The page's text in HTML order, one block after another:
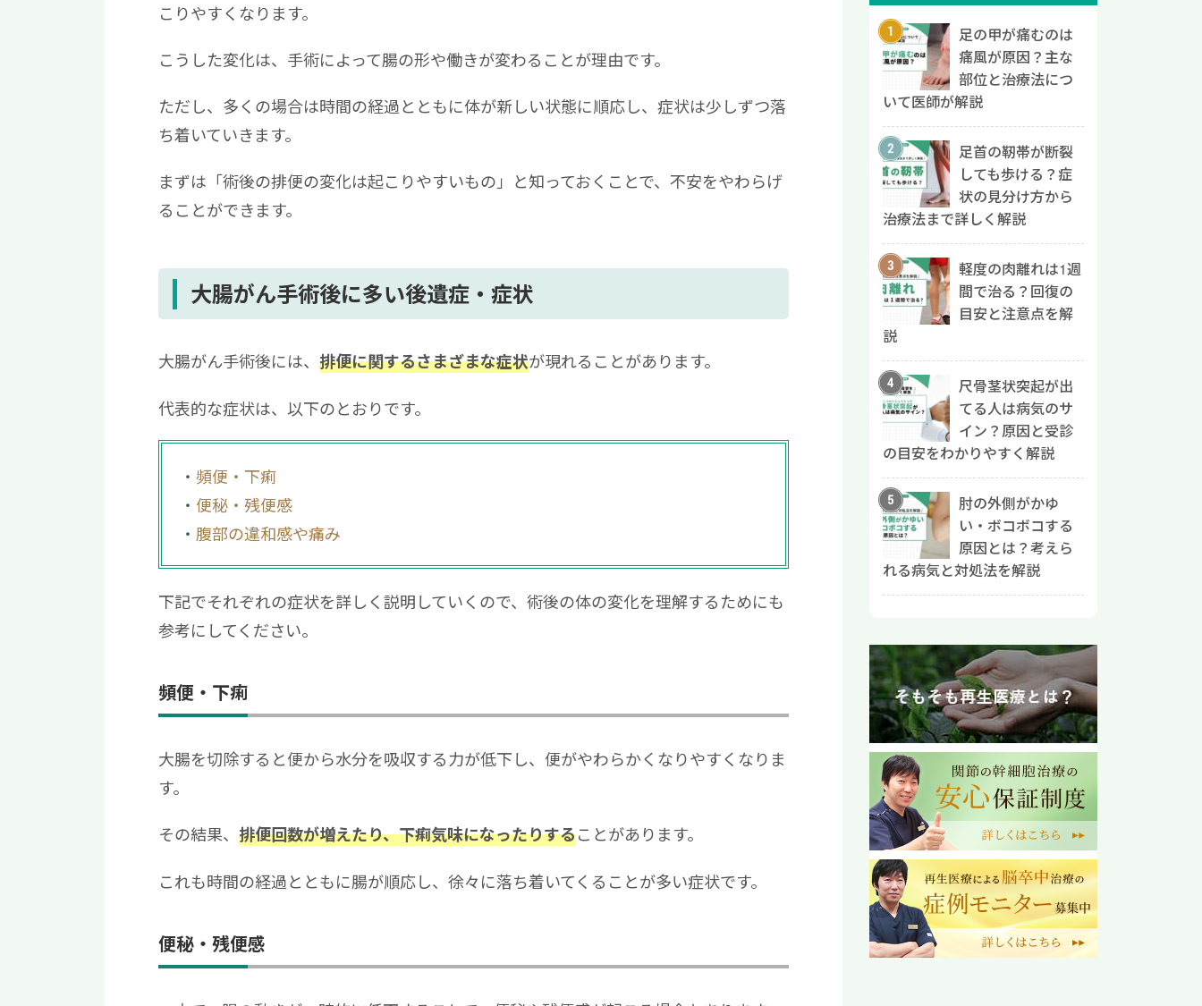
こりやすくなります。
こうした変化は、手術によって腸の形や働きが変わることが理由です。
ただし、多くの場合は時間の経過とともに体が新しい状態に順応し、症状は少しずつ落
ち着いていきます。
まずは「術後の排便の変化は起こりやすいもの」と知っておくことで、不安をやわらげ
ることができます。
大腸がん手術後に多い後遺症・症状
大腸がん手術後には、 排便に関するさまざまな症状が現れることがあります。
代表的な症状は、以下のとおりです。
頻便・下痢
便秘・残便感
腹部の違和感や痛み
下記でそれぞれの症状を詳しく説明していくので、術後の体の変化を理解するためにも
参考にしてください。
頻便・下痢
大腸を切除すると便から水分を吸収する力が低下し、便がやわらかくなりやすくなりま
す。
その結果、 排便回数が増えたり、下痢気味になったりすることがあります。
これも時間の経過とともに腸が順応し、徐々に落ち着いてくることが多い症状です。
便秘・残便感
足の甲が痛むのは
痛風が原因？主な
部位と治療法につ
いて医師が解説
足首の靭帯が断裂
しても歩ける？症
状の見分け方から
治療法まで詳しく解説
軽度の肉離れは1週
間で治る？回復の
目安と注意点を解
説
尺骨茎状突起が出
てる人は病気のサ
イン？原因と受診
の目安をわかりやすく解説
肘の外側がかゆ
い・ボコボコする
原因とは？考えら
れる病気と対処法を解説